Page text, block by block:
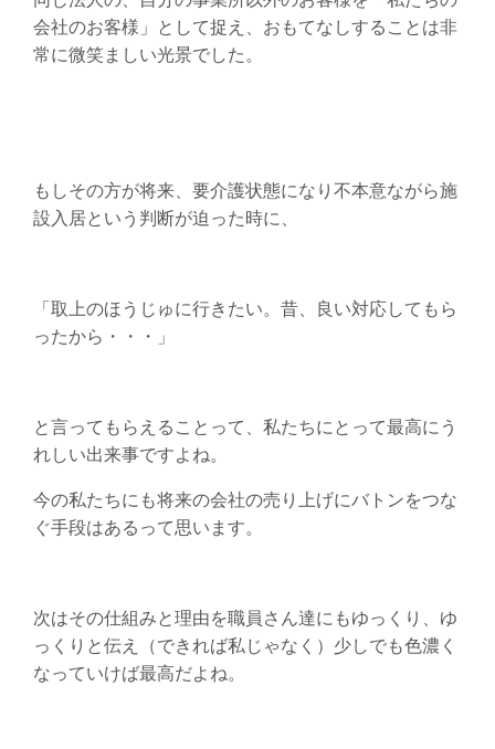
会社のお客様」として捉え、おもてなしすることは非
常に微笑ましい光景でした。
もしその方が将来、要介護状態になり不本意ながら施
設入居という判断が迫った時に、
「取上のほうじゅに行きたい。昔、良い対応してもら
ったから・・・」
と言ってもらえることって、私たちにとって最高にう
れしい出来事ですよね。
今の私たちにも将来の会社の売り上げにバトンをつな
ぐ手段はあるって思います。
次はその仕組みと理由を職員さん達にもゆっくり、ゆ
っくりと伝え（できれば私じゃなく）少しでも色濃く
なっていけば最高だよね。